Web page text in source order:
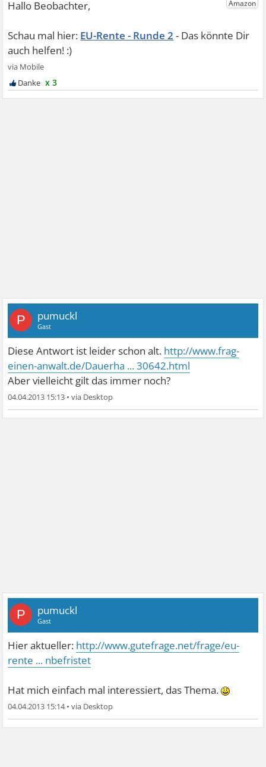
EU-Rente - Runde 2
x 3
P pumuckl
Gast
Diese Antwort ist leider schon alt. http://www.frag-
einen-anwalt.de/Dauerha ... 30642.html
Aber vielleicht gilt das immer noch?
04.04.2013 15:13 •
P pumuckl
Gast
Hier aktueller: http://www.gutefrage.net/frage/eu-
rente ... nbefristet
Hat mich einfach mal interessiert, das Thema.
04.04.2013 15:14•